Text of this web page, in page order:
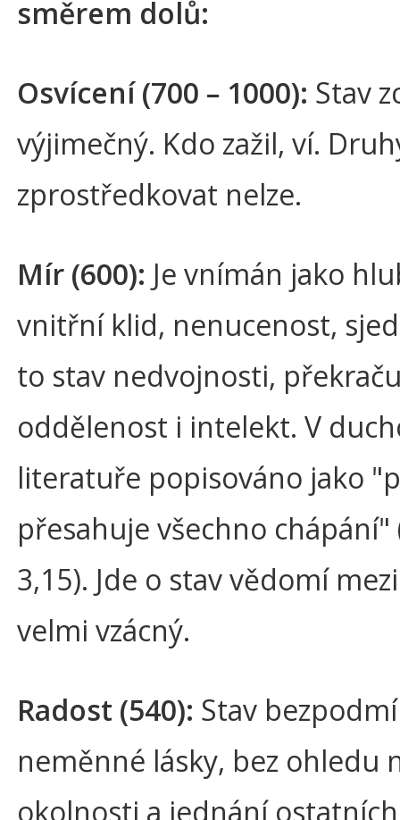
směrem dolů:
Osvícení (700 – 1000): Stav
výjimečný. Kdo zažil, ví.
zprostředkovat nelze.
Mír (600): Je vnímán jako
vnitřní klid, nenucenost,
to stav nedvojnosti,
oddělenost i intelekt. V
literatuře popisováno jako
přesahuje všechno chápání"
3,15). Jde o stav vědomí
velmi vzácný.
Radost (540): Stav
neměnné lásky, bez ohledu
okolnosti a jednání